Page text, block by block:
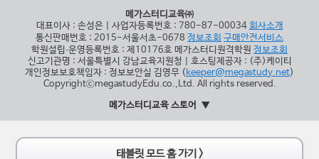
메가스터디교육㈜
대표이사 : 손성은 | 사업자등록번호 : 780-87-00034 회사소개
통신판매번호 : 2015-서울서초-0678 정보조회 구매안전서비스
학원설립∙운영등록번호 : 제10176호 메가스터디원격학원 정보조회
신고기관명 : 서울특별시 강남교육지원청 | 호스팅제공자 : (주)케이티
개인정보보호책임자 : 정보보안실 김영무 (keeper@megastudy.net)
CopyrightⓒmegastudyEdu.co.,Ltd. All rights reserved.
메가스터디교육 스토어
태블릿 모드 홈 가기 >